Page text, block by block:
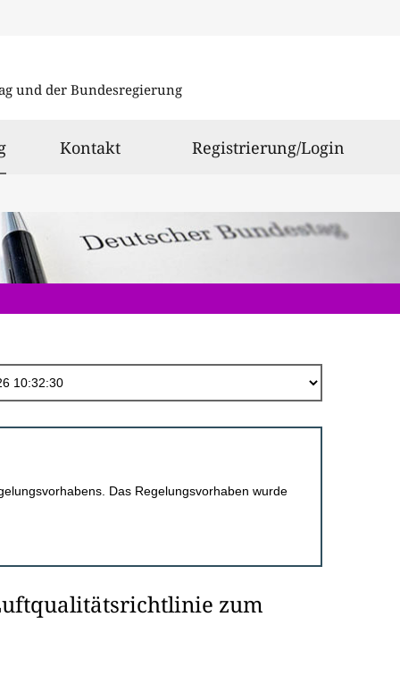
und der Bundesregierung
ausgewählt
Kontakt Registrierung/Login
Das Regelungsvorhaben wurde
zum